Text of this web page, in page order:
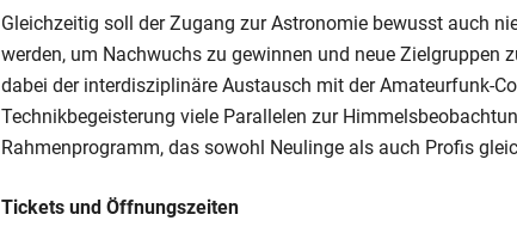
Gleichzeitig soll der Zugang zur Astronomie bewusst auch
werden, um Nachwuchs zu gewinnen und neue Zielgruppen
dabei der interdisziplinäre Austausch mit der Amateurfunk-
Technikbegeisterung viele Parallelen zur
Rahmenprogramm, das sowohl Neulinge als auch Profis
Tickets und Öffnungszeiten